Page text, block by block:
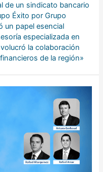
de un sindicato bancario
Éxito por Grupo
un papel esencial
especializada en
la colaboración
de la región»